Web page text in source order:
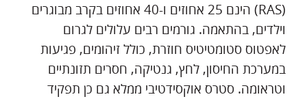
(RAS) הינם 25 אחוזים ו-40 אחוזים בקרב מבוגרים
וילדים, בהתאמה. גורמים רבים עלולים לגרום
לאפטוס סטומטיטיס חוזרת, כולל זיהומים, פגיעות
במערכת החיסון, לחץ, גנטיקה, חסרים תזונתיים
וטראומה. סטרס אוקסידטיבי ממלא גם כן תפקיד